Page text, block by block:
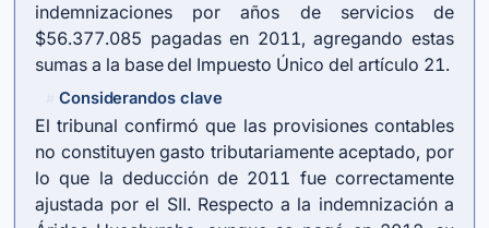
indemnizaciones por años de servicios de
$56.377.085 pagadas en 2011, agregando estas
sumas a la base del Impuesto Único del artículo 21.
Considerandos clave
El tribunal confirmó que las provisiones contables
no constituyen gasto tributariamente aceptado, por
lo que la deducción de 2011 fue correctamente
ajustada por el SII. Respecto a la indemnización a